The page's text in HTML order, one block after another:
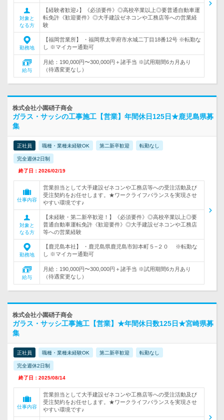
対象と
なる方
【経験者歓迎♪】《必須要件》◎高校卒業以上◎要普通自動車運
転免許《歓迎要件》◎大手建設ゼネコンや工務店等への営業経
験
勤務地
【福岡営業所】 ・福岡県太宰府市水城二丁目18番12号 ※転勤な
し ※マイカー通勤可
給与
月給：190,000円〜300,000円＋諸手当 ※試用期間6カ月あり
（待遇変更なし）
株式会社小園硝子商会
ガラス・サッシの工事施工【営業】年間休日125日★鹿児島県募
集
正社員 職種・業種未経験OK 第二新卒歓迎 転勤なし
完全週休2日制
終了日：2026/02/19
仕事内容
営業担当として大手建設ゼネコンや工務店等への受注活動及び
受注契約をお任せします。★ワークライフバランスを実現させ
やすい環境です♪
対象と
なる方
【未経験・第二新卒歓迎！】《必須要件》◎高校卒業以上◎要
普通自動車運転免許《歓迎要件》◎大手建設ゼネコンや工務店
等への営業経験
勤務地
【鹿児島本社】 ・鹿児島県鹿児島市卸本町５−２０ ※転勤な
し ※マイカー通勤可
給与
月給：190,000円〜300,000円＋諸手当 ※試用期間6カ月あり
（待遇変更なし）
株式会社小園硝子商会
ガラス・サッシ工事施工【営業】★年間休日数125日★宮崎県募
集
正社員 職種・業種未経験OK 第二新卒歓迎 転勤なし
完全週休2日制
終了日：2025/08/14
仕事内容
営業担当として大手建設ゼネコンや工務店等への受注活動及び
受注契約をお任せします。★ワークライフバランスを実現させ
やすい環境です♪